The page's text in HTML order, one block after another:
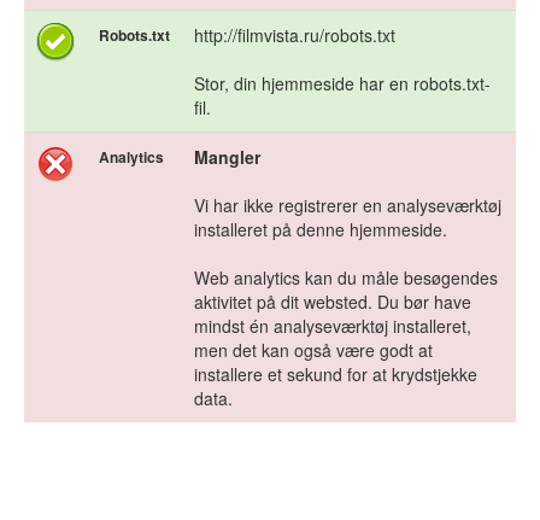
Robots.txt
http://filmvista.ru/robots.txt
Stor, din hjemmeside har en robots.txt-
fil.
Analytics
Mangler
Vi har ikke registrerer en analyseværktøj
installeret på denne hjemmeside.
Web analytics kan du måle besøgendes
aktivitet på dit websted. Du bør have
mindst én analyseværktøj installeret,
men det kan også være godt at
installere et sekund for at krydstjekke
data.